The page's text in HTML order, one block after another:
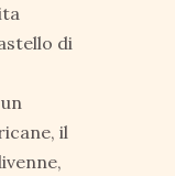
di
il